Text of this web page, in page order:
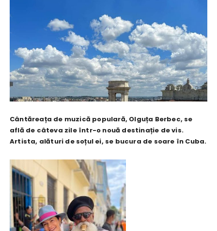
Cântăreața de muzică populară, Olguța Berbec, se
află de câteva zile într-o nouă destinație de vis.
Artista, alături de soțul ei, se bucura de soare în Cuba.